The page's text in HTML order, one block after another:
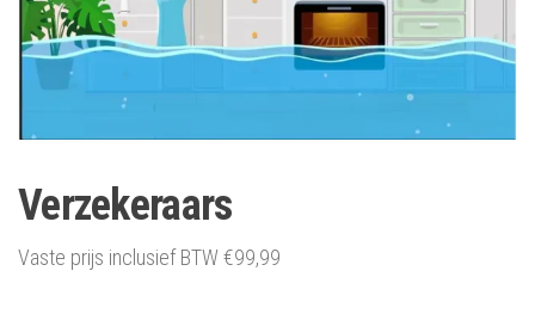
Verzekeraars
Vaste prijs inclusief BTW€99,99